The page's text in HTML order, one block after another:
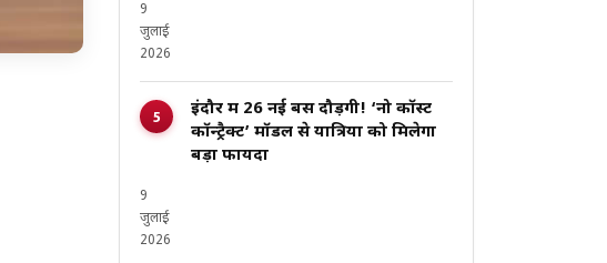
9
जुलाई
2026
इंदौर में 26 नई बसें दौड़ेंगी! ‘नो कॉस्ट
कॉन्ट्रैक्ट’ मॉडल से यात्रियों को मिलेगा
बड़ा फायदा
9
जुलाई
2026